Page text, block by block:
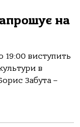
на
19:00 виступить
в
Забута –